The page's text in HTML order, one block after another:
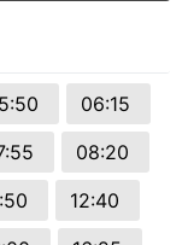
06:15
08:20
12:40